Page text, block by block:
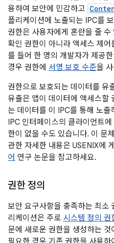
용하여 보안에 민감하고
플리케이션에 노출되는 IPC를
권한은 사용자에게 혼란을 줄
확인 권한이 아니라 액세스 제
를 들어 한 명의 개발자가 제공
경우 권한에 서명 보호 수준을
권한으로 보호되는 데이터를 유
유출은 앱이 데이터에 액세스할
는 데이터를 이 IPC를 통해 노출
IPC 인터페이스의 클라이언트
한이 없을 수도 있습니다. 이 문
관한 자세한 내용은 USENIX에
어 연구 논문을 참고하세요.
권한 정의
보안 요구사항을 충족하는 최소
리케이션은 주로 시스템 정의 권
문에 새로운 권한을 생성하는